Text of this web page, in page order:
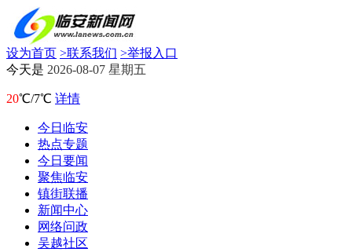
设为首页 >联系我们 >举报入口
今天是 2026-08-07 星期五
20℃/7℃ 详情
今日临安
热点专题
今日要闻
聚焦临安
镇街联播
新闻中心
网络问政
吴越社区